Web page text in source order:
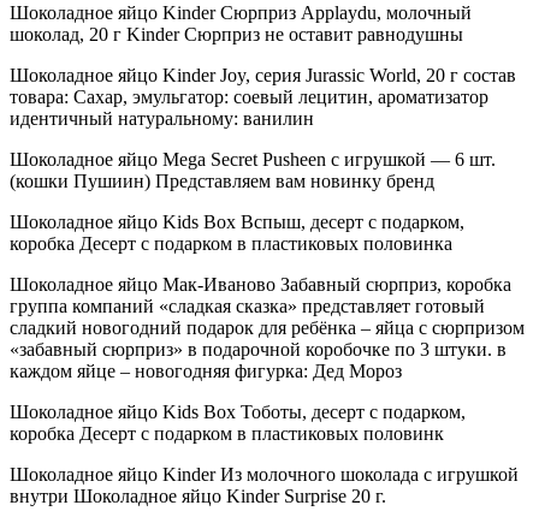
Шоколадное яйцо Kinder Сюрприз Applaydu, молочный
шоколад, 20 г Kinder Сюрприз не оставит равнодушны
Шоколадное яйцо Kinder Joy, серия Jurassic World, 20 г состав
товара: Сахар, эмульгатор: соевый лецитин, ароматизатор
идентичный натуральному: ванилин
Шоколадное яйцо Mega Secret Pusheen с игрушкой — 6 шт.
(кошки Пушиин) Представляем вам новинку бренд
Шоколадное яйцо Kids Box Вспыш, десерт с подарком,
коробка Десерт с подарком в пластиковых половинка
Шоколадное яйцо Мак-Иваново Забавный сюрприз, коробка
группа компаний «сладкая сказка» представляет готовый
сладкий новогодний подарок для ребёнка – яйца с сюрпризом
«забавный сюрприз» в подарочной коробочке по 3 штуки. в
каждом яйце – новогодняя фигурка: Дед Мороз
Шоколадное яйцо Kids Box Тоботы, десерт с подарком,
коробка Десерт с подарком в пластиковых половинк
Шоколадное яйцо Kinder Из молочного шоколада с игрушкой
внутри Шоколадное яйцо Kinder Surprise 20 г.